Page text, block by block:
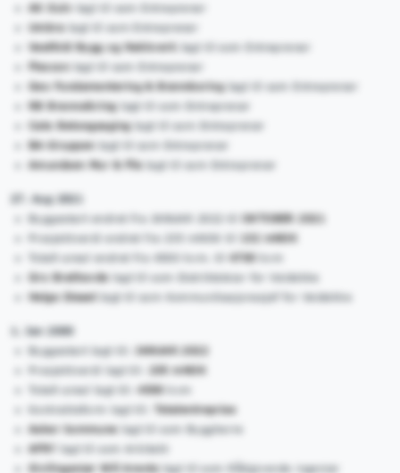
AK Gulv
lagt til som Entreprenør
Umbra lagt til som Entreprenør
Vestfold Bygg og Rekkverk
lagt til som Entreprenør
Flexcon
lagt til som Entreprenør
Geo Fundamentering & Brønnboringlagt til som Entreprenør
RB Brannsikringlagt til som Entreprenør
Cato Betongsaginglagt til som Entreprenør
BA-Gruppen
lagt til som Entreprenør
Amundsen Mur & Flis lagt til som Entreprenør
27. Aug 2021
Byggestart endret fra JANUAR 2022 til
OKTOBER 2021
Prosjektverdi endret fra 235 mNOK til
132 mNOK
Totalt areal endret fra 4500 kvm. til
4700
Gro Brathovde lagt til som Distriktsleiar for Veidekke
Helge Dieset
lagt til som Kommunikasjonssjef for Veidekke
1. Jan 2000
Byggestart lagt til:
JANUAR 2022
Prosjektverdi lagt til:
235 mNOK
Totalt areal lagt til:
4500
Kontraktsform lagt til:
Totalentreprise
Asker kommune lagt til som Byggherre
AFRY
lagt til som Arkitekt
Sivilingeniør Will Arentz lagt til som Rådgivende ingeniør